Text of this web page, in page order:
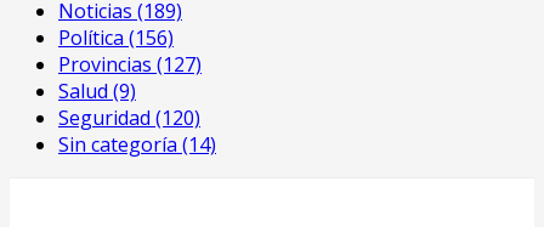
Noticias (189)
Política (156)
Provincias (127)
Salud (9)
Seguridad (120)
Sin categoría (14)